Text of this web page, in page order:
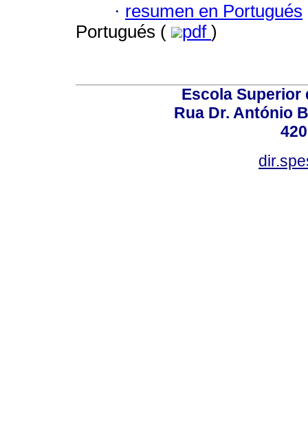
· resumen en Portugués
Portugués (
pdf )
Escola Superior
Rua Dr. António